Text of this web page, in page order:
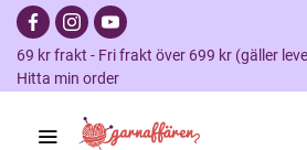
69 kr frakt - Fri frakt över 699 kr (gäller
Hitta min order